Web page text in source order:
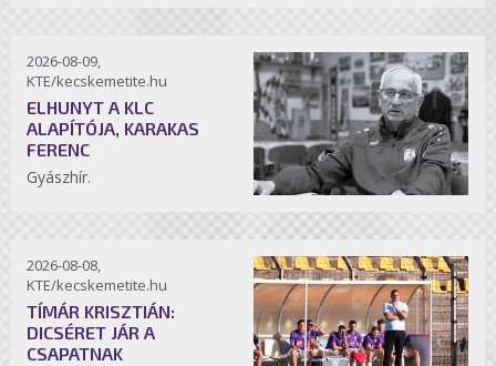
2026-08-09,
KTE/kecskemetite.hu
ELHUNYT A KLC
ALAPÍTÓJA, KARAKAS
FERENC
Gyászhír.
2026-08-08,
KTE/kecskemetite.hu
TÍMÁR KRISZTIÁN:
DICSÉRET JÁR A
CSAPATNAK